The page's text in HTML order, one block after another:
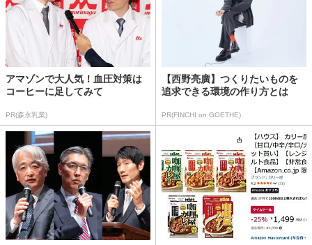
アマゾンで大人気！血圧対策は
コーヒーに足してみて
PR(森永乳業)
【西野亮廣】つくりたいものを
追求できる環境の作り方とは
PR(FINCHI on GOETHE)